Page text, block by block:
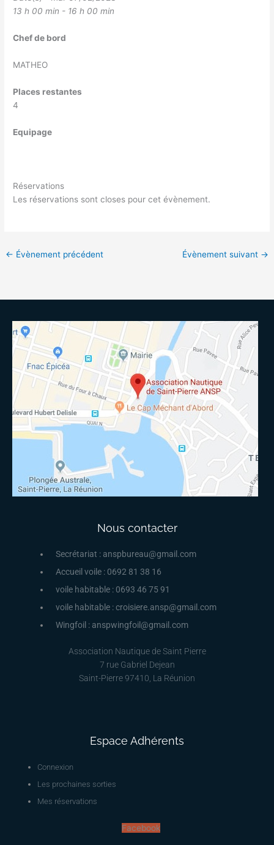
13 h 00 min - 16 h 00 min
Chef de bord
MATHEO
Places restantes
4
Equipage
Réservations
Les réservations sont closes pour cet évènement.
← Évènement précédent Évènement suivant →
Nous contacter
Secrétariat : anspbureau@gmail.com
Accueil voile : 0692 81 38 16
voile habitable : 0693 46 75 91
voile habitable : croisiere.ansp@gmail.com
Wingfoil : anspwingfoil@gmail.com
Association Nautique de Saint Pierre
7 rue Gabriel Dejean
Saint-Pierre 97410, La Réunion
Espace Adhérents
Connexion
Les prochaines sorties
Mes réservations
Facebook